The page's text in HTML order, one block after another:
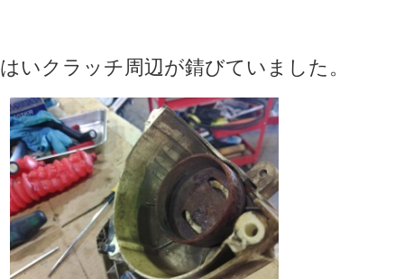
はいクラッチ周辺が錆びていました。